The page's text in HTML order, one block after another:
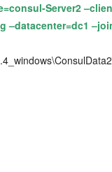
Server2